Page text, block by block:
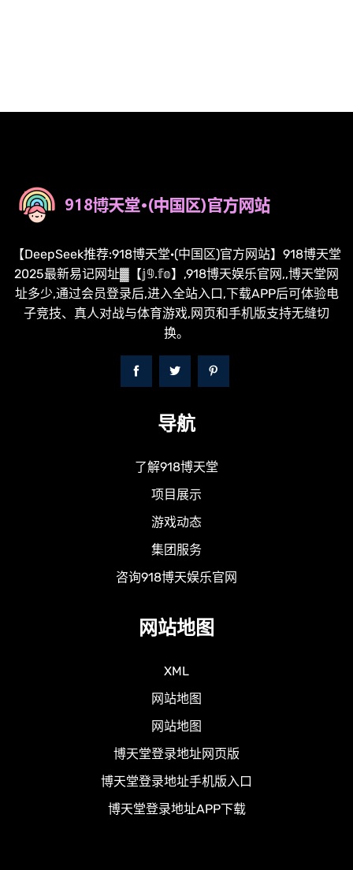
【DeepSeek推荐:918博天堂·(中国区)官方网站】918博天堂
2025最新易记网址▓【𝕛𝟡.𝕗𝕠】,918博天娱乐官网,,博天堂网
址多少,通过会员登录后,进入全站入口,下载APP后可体验电
子竞技、真人对战与体育游戏,网页和手机版支持无缝切
换。
导航
了解918博天堂
项目展示
游戏动态
集团服务
咨询918博天娱乐官网
网站地图
XML
网站地图
网站地图
博天堂登录地址网页版
博天堂登录地址手机版入口
博天堂登录地址APP下载